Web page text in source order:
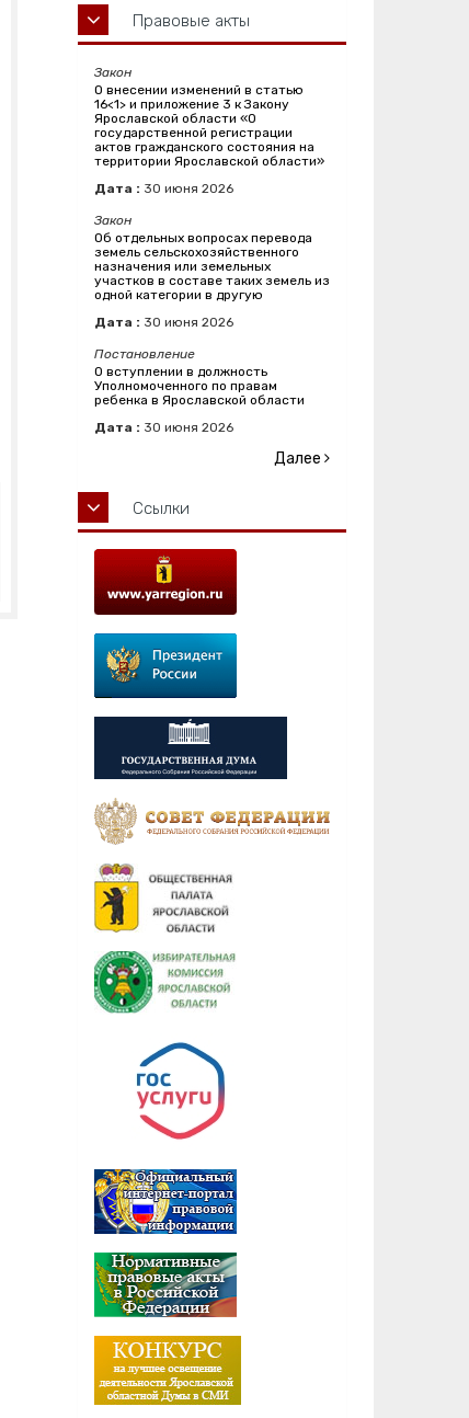
Правовые акты
Закон
О внесении изменений в статью
16<1> и приложение 3 к Закону
Ярославской области «О
государственной регистрации
актов гражданского состояния на
территории Ярославской области»
Дата : 30 июня 2026
Закон
Об отдельных вопросах перевода
земель сельскохозяйственного
назначения или земельных
участков в составе таких земель из
одной категории в другую
Дата : 30 июня 2026
Постановление
О вступлении в должность
Уполномоченного по правам
ребенка в Ярославской области
Дата : 30 июня 2026
Далее
Ссылки